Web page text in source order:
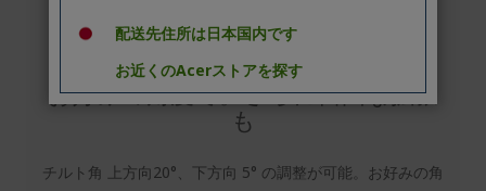
お好みの角度で。さらに自由な拡張
も
チルト角 上方向20°、下方向 5° の調整が可能。お好みの角
配送先住所は日本国内です
お近くのAcerストアを探す